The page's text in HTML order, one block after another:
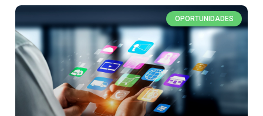
OPORTUNIDADES